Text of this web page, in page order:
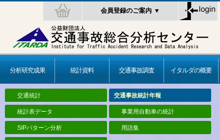
会員登録のご案内 ▼
分析研究成果 統計資料 交通事故調査 イタルダの概要
交通統計 交通事故統計年報
統計表データ 事業用自動車の統計
SIPパターン分析 用語集